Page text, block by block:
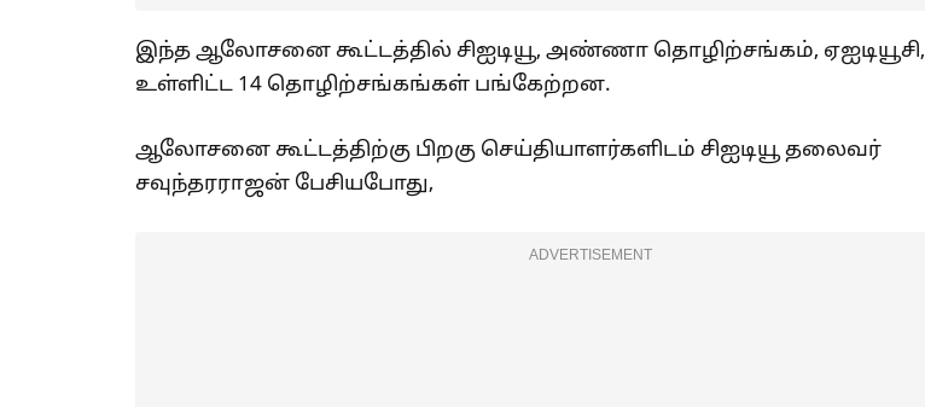
இந்த ஆலோசனை கூட்டத்தில் சிஐடியூ, அண்ணா தொழிற்சங்கம், ஏஐடியூசி,
உள்ளிட்ட 14 தொழிற்சங்கங்கள் பங்கேற்றன.
ஆலோசனை கூட்டத்திற்கு பிறகு செய்தியாளர்களிடம் சிஐடியூ தலைவர்
சவுந்தரராஜன் பேசியபோது,
ADVERTISEMENT